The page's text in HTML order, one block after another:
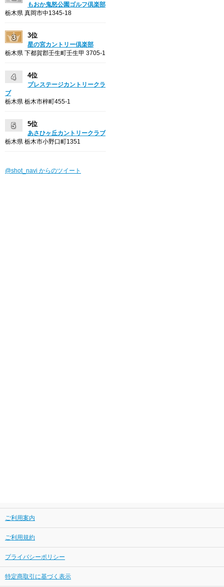
もおか鬼怒公園ゴルフ倶楽部
栃木県 真岡市中1345-18
3位
星の宮カントリー倶楽部
栃木県 下都賀郡壬生町壬生甲 3705-1
4位
プレステージカントリークラ
ブ
栃木県 栃木市梓町455-1
5位
あさひヶ丘カントリークラブ
栃木県 栃木市小野口町1351
@shot_navi からのツイート
ご利用案内
ご利用規約
プライバシーポリシー
特定商取引に基づく表示